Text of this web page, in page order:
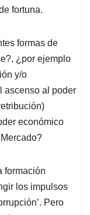
fortuna.
formas de
¿por ejemplo
y/o
ascenso al poder
económico
formación
los impulsos
Pero